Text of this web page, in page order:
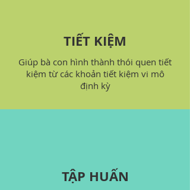
TIẾT KIỆM
Giúp bà con hình thành thói quen tiết
kiệm từ các khoản tiết kiệm vi mô
định kỳ
TẬP HUẤN